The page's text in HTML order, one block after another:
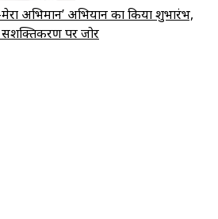
अभिमान’ अभियान का किया शुभारंभ,
पर जोर